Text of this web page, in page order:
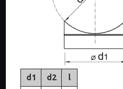
d1 d2
l